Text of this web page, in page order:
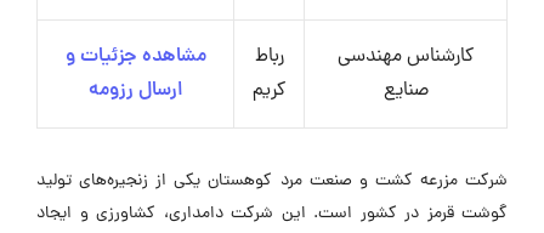
کارشناس مهندسی
صنایع
رباط
کریم
مشاهده جزئیات و
ارسال رزومه
شرکت مزرعه کشت و صنعت مرد کوهستان یکی از زنجیره‌های تولید
گوشت قرمز در کشور است. این شرکت دامداری، کشاورزی و ایجاد